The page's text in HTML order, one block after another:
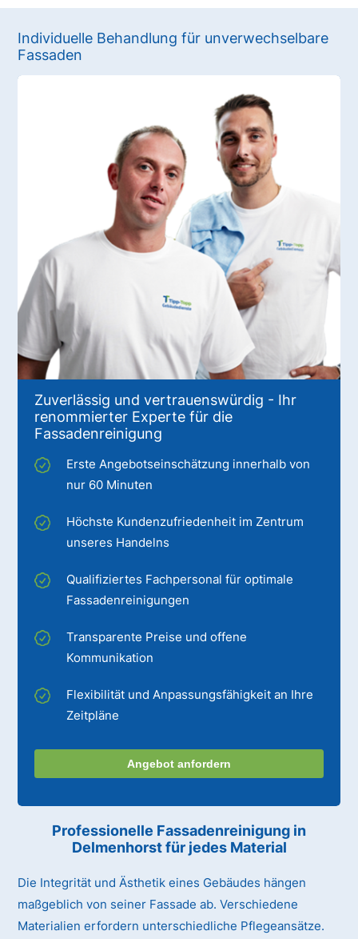
Individuelle Behandlung für unverwechselbare
Fassaden
Zuverlässig und vertrauenswürdig - Ihr
renommierter Experte für die
Fassadenreinigung
Erste Angebotseinschätzung innerhalb von
nur 60 Minuten
Höchste Kundenzufriedenheit im Zentrum
unseres Handelns
Qualifiziertes Fachpersonal für optimale
Fassadenreinigungen
Transparente Preise und offene
Kommunikation
Flexibilität und Anpassungsfähigkeit an Ihre
Zeitpläne
Angebot anfordern
Professionelle Fassadenreinigung in
Delmenhorst für jedes Material
Die Integrität und Ästhetik eines Gebäudes hängen
maßgeblich von seiner Fassade ab. Verschiedene
Materialien erfordern unterschiedliche Pflegeansätze.